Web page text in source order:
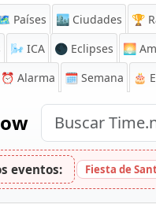
Países 🏙️ Ciudades 🏆
🌬️ ICA 🌑 Eclipses 🌅
⏰ Alarma 🗓️ Semana 🎂
eventos: Fiesta de